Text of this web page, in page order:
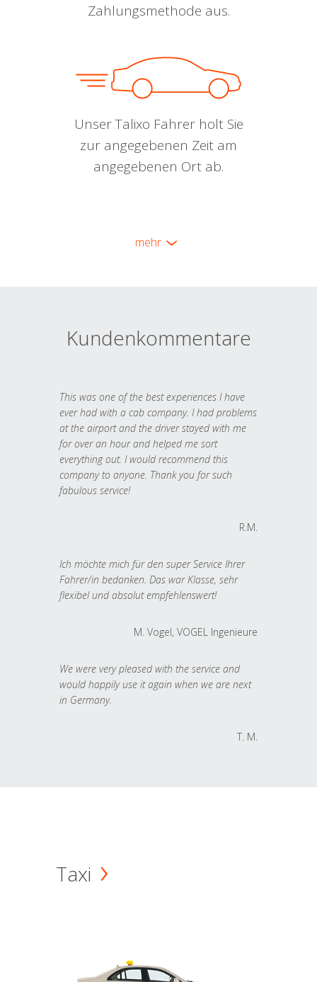
Zahlungsmethode aus.
Unser Talixo Fahrer holt Sie
zur angegebenen Zeit am
angegebenen Ort ab.
mehr
Kundenkommentare
This was one of the best experiences I have
ever had with a cab company. I had problems
at the airport and the driver stayed with me
for over an hour and helped me sort
everything out. I would recommend this
company to anyone. Thank you for such
fabulous service!
R.M.
Ich möchte mich für den super Service Ihrer
Fahrer/in bedanken. Das war Klasse, sehr
flexibel und absolut empfehlenswert!
M. Vogel, VOGEL Ingenieure
We were very pleased with the service and
would happily use it again when we are next
in Germany.
T. M.
Taxi